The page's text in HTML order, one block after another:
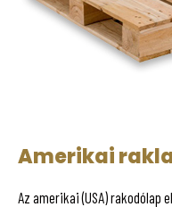
Amerikai
Az amerikai (USA)